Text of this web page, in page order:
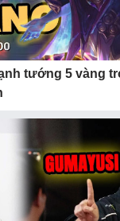
tướng 5 vàng